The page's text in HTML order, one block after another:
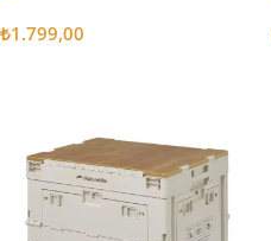
₺1.799,00